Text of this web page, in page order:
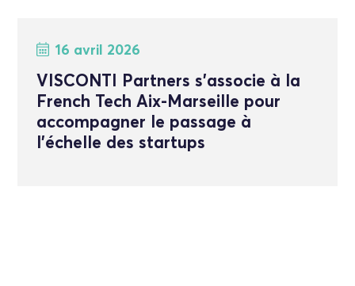
16 avril 2026
VISCONTI Partners s’associe à la
French Tech Aix-Marseille pour
accompagner le passage à
l’échelle des startups